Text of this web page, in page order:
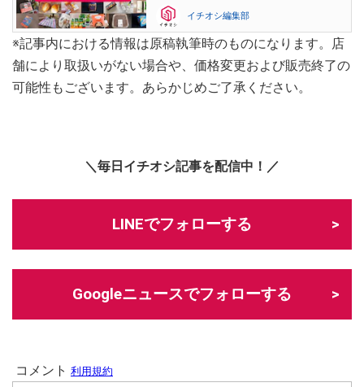
イチオシ編集部
※記事内における情報は原稿執筆時のものになります。店
舗により取扱いがない場合や、価格変更および販売終了の
可能性もございます。あらかじめご了承ください。
＼毎日イチオシ記事を配信中！／
LINEでフォローする
Googleニュースでフォローする